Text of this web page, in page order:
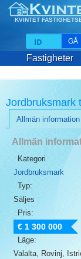
KVINTET
GÅ
Fastigheter
Jordbruksmark
Allmän information
Allmän
Kategori
Jordbruksmark
Typ:
Säljes
Pris:
€ 1 300 000
Läge:
Valalta, Rovinj,